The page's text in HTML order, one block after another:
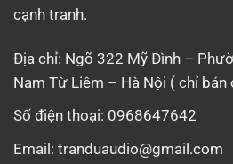
cạnh tranh.
Địa chỉ: Ngõ 322 Mỹ Đình –
Nam Từ Liêm – Hà Nội ( chỉ bán
Số điện thoại: 0968647642
Email: tranduaudio@gmail.com